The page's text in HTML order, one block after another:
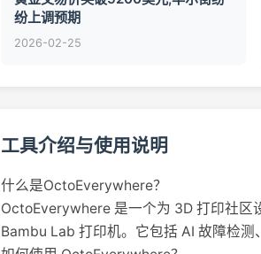
纷上调预期
2026-02-25
工具介绍与使用说明
什么是OctoEverywhere？
OctoEverywhere 是一个为 3D 打印社区
Bambu Lab 打印机。它包括 AI 故障检测